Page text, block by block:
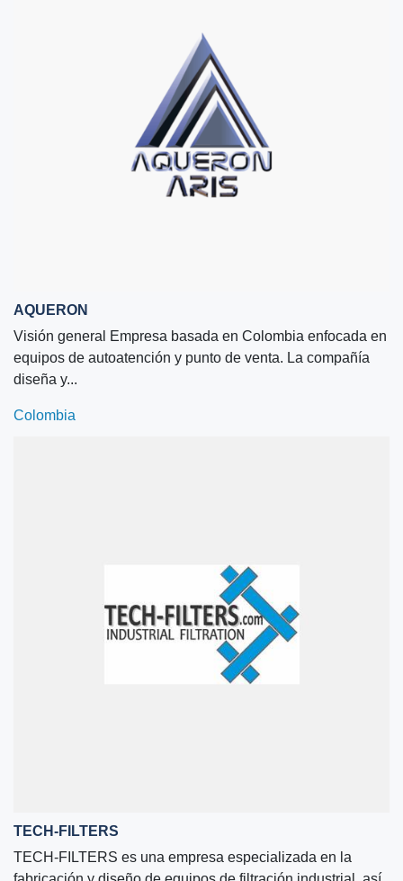
AQUERON
Visión general Empresa basada en Colombia enfocada en
equipos de autoatención y punto de venta. La compañía
diseña y...
Colombia
TECH-FILTERS
TECH-FILTERS es una empresa especializada en la